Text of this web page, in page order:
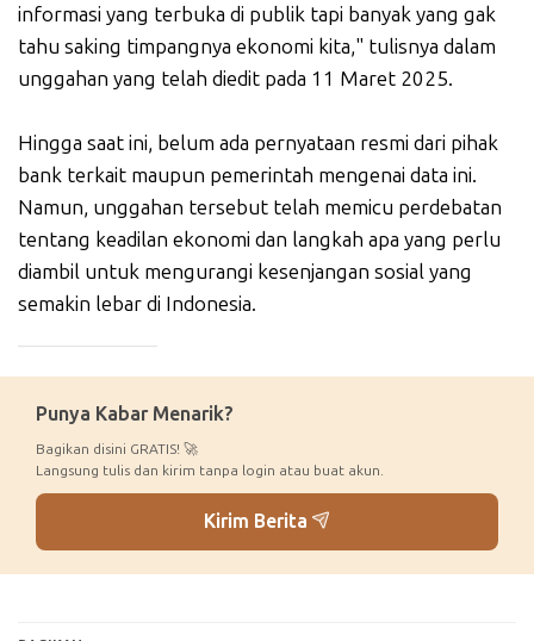
informasi yang terbuka di publik tapi banyak yang gak
tahu saking timpangnya ekonomi kita," tulisnya dalam
unggahan yang telah diedit pada 11 Maret 2025.
Hingga saat ini, belum ada pernyataan resmi dari pihak
bank terkait maupun pemerintah mengenai data ini.
Namun, unggahan tersebut telah memicu perdebatan
tentang keadilan ekonomi dan langkah apa yang perlu
diambil untuk mengurangi kesenjangan sosial yang
semakin lebar di Indonesia.
Punya Kabar Menarik?
Bagikan disini GRATIS! 🚀
Langsung tulis dan kirim tanpa login atau buat akun.
Kirim Berita